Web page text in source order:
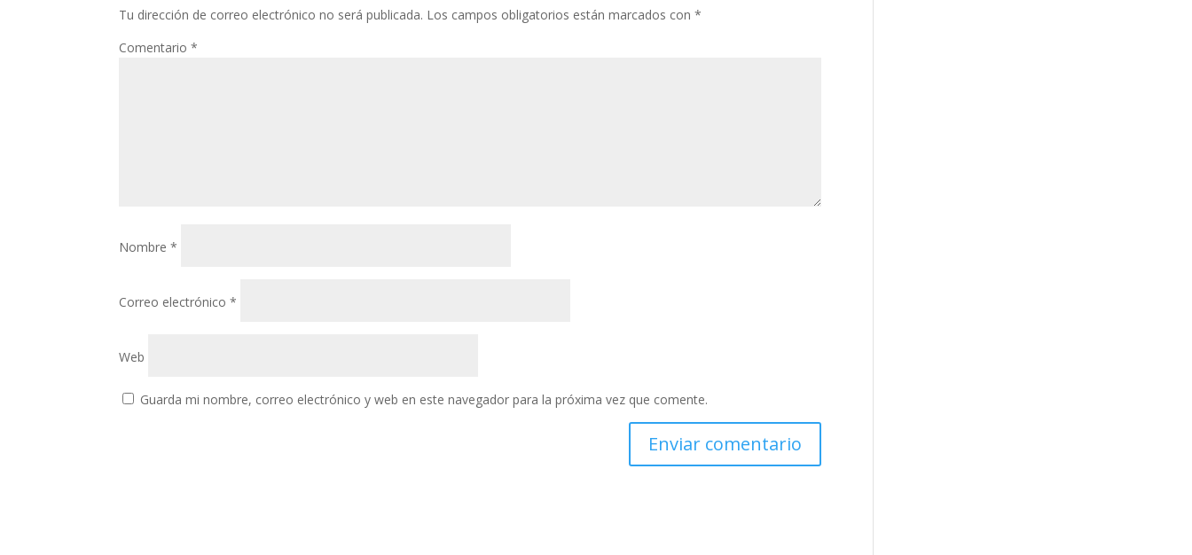
Tu dirección de correo electrónico no será publicada. Los campos obligatorios están marcados con*
Comentario*
Nombre*
Correo electrónico*
Web
Guarda mi nombre, correo electrónico y web en este navegador para la próxima vez que comente.